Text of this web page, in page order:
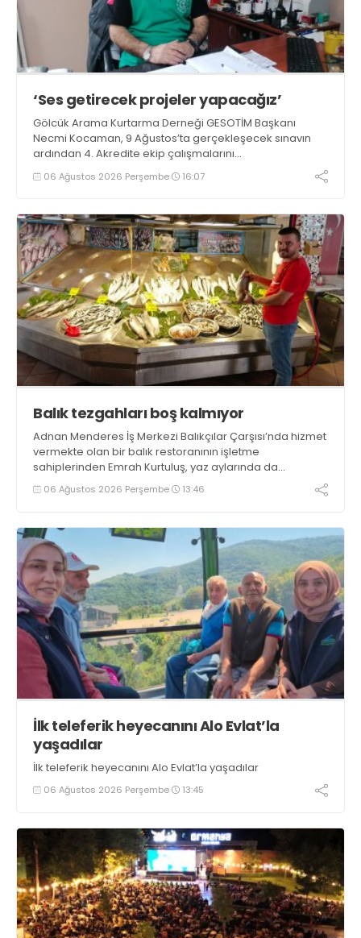
‘Ses getirecek projeler yapacağız’
Gölcük Arama Kurtarma Derneği GESOTİM Başkanı
Necmi Kocaman, 9 Ağustos’ta gerçekleşecek sınavın
ardından 4. Akredite ekip çalışmalarını
tamamlayacaklarını ifade ederek açıklamalarda
bulundu. Kocaman, “Gölcük’te ve Kocaeli genelinde ses
06 Ağustos 2026 Perşembe 16:07
Balık tezgahları boş kalmıyor
Adnan Menderes İş Merkezi Balıkçılar Çarşısı’nda hizmet
vermekte olan bir balık restoranının işletme
sahiplerinden Emrah Kurtuluş, yaz aylarında da
tezgahlarda taze balık bulunduğunu ifade ederek “Yıl
boyunca tezgahlarda taze balık bulmak mümkün
06 Ağustos 2026 Perşembe 13:46
İlk teleferik heyecanını Alo Evlat’la
yaşadılar
İlk teleferik heyecanını Alo Evlat’la yaşadılar
06 Ağustos 2026 Perşembe 13:45